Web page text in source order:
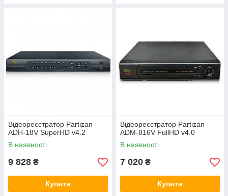
Відеореєстратор Partizan
ADH-18V SuperHD v4.2
В наявності
9 828 ₴
Купити
Відеореєстратор Partizan
ADM-816V FullHD v4.0
В наявності
7 020 ₴
Купити